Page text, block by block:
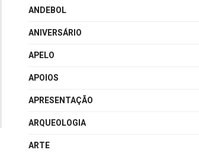
ANDEBOL
ANIVERSÁRIO
APELO
APOIOS
APRESENTAÇÃO
ARQUEOLOGIA
ARTE